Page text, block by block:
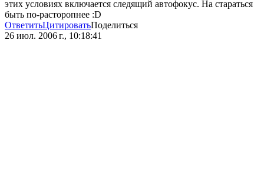
этих условиях включается следящий автофокус. На стараться
быть по-расторопнее :D
ОтветитьЦитироватьПоделиться
26 июл. 2006 г., 10:18:41